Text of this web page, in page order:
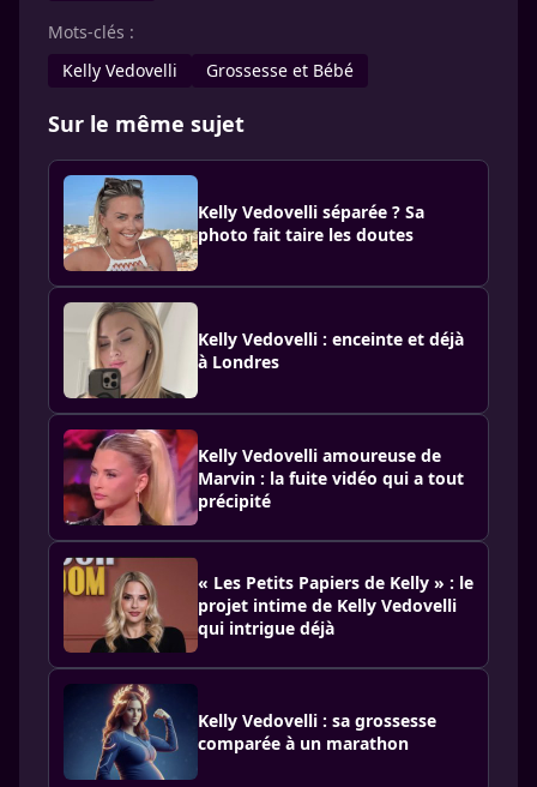
Mots-clés :
Kelly Vedovelli
Grossesse et Bébé
Sur le même sujet
Kelly Vedovelli séparée ? Sa
photo fait taire les doutes
Kelly Vedovelli : enceinte et déjà
à Londres
Kelly Vedovelli amoureuse de
Marvin : la fuite vidéo qui a tout
précipité
« Les Petits Papiers de Kelly » : le
projet intime de Kelly Vedovelli
qui intrigue déjà
Kelly Vedovelli : sa grossesse
comparée à un marathon